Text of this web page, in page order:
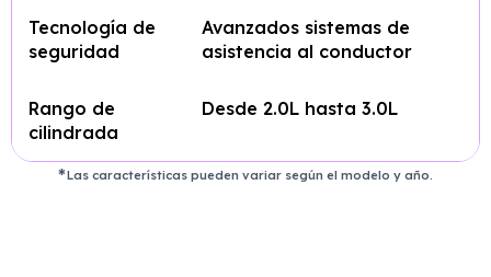
Tecnología de
seguridad
Avanzados sistemas de
asistencia al conductor
Rango de
cilindrada
Desde 2.0L hasta 3.0L
Las características pueden variar según el modelo y año.